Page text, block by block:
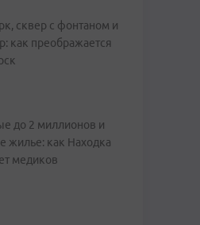
сквер с фонтаном и
как преображается
до 2 миллионов и
жилье: как Находка
медиков